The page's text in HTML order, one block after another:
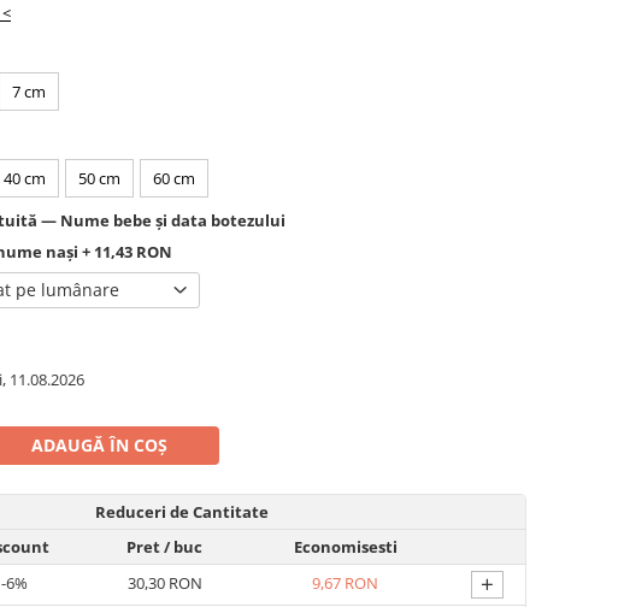
7 cm
40 cm 50 cm
60 cm
— Nume bebe și data botezului
nași + 11,43 RON
pe lumânare
11.08.2026
ADAUGĂ ÎN COȘ
Reduceri de Cantitate
Pret/ buc
Economisesti
-6% 30,30 RON 9,67 RON +